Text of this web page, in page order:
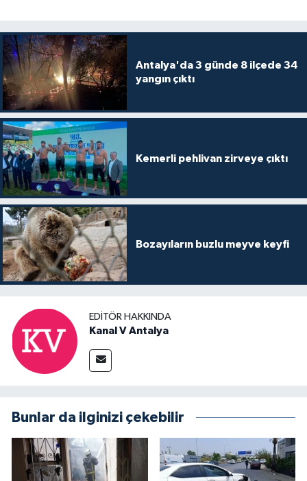
Antalya'da 3 günde 8 ilçede 34
yangın çıktı
Kemerli pehlivan zirveye çıktı
Bozayıların buzlu meyve keyfi
EDITÖR HAKKINDA
Kanal V Antalya
Bunlar da ilginizi çekebilir